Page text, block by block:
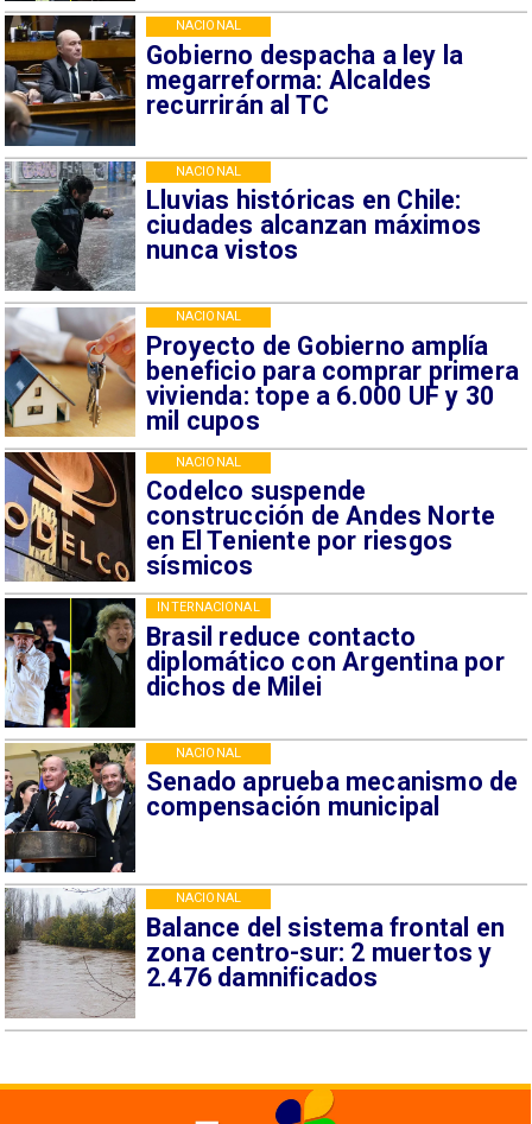
Gobierno despacha a ley la
megarreforma: Alcaldes
recurrirán al TC
NACIONAL
Lluvias históricas en Chile:
ciudades alcanzan máximos
nunca vistos
NACIONAL
Proyecto de Gobierno amplía
beneficio para comprar primera
vivienda: tope a 6.000 UF y 30
mil cupos
NACIONAL
Codelco suspende
construcción de Andes Norte
en El Teniente por riesgos
sísmicos
NACIONAL
Brasil reduce contacto
diplomático con Argentina por
dichos de Milei
INTERNACIONAL
Senado aprueba mecanismo de
compensación municipal
NACIONAL
Balance del sistema frontal en
zona centro-sur: 2 muertos y
2.476 damnificados
NACIONAL